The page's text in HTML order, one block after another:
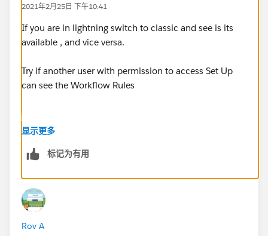
2021年2月25日 下午10:41
If you are in lightning switch to classic and see is its
available , and vice versa.
Try if another user with permission to access Set Up
can see the Workflow Rules
显示更多
标记为有用
Rov A